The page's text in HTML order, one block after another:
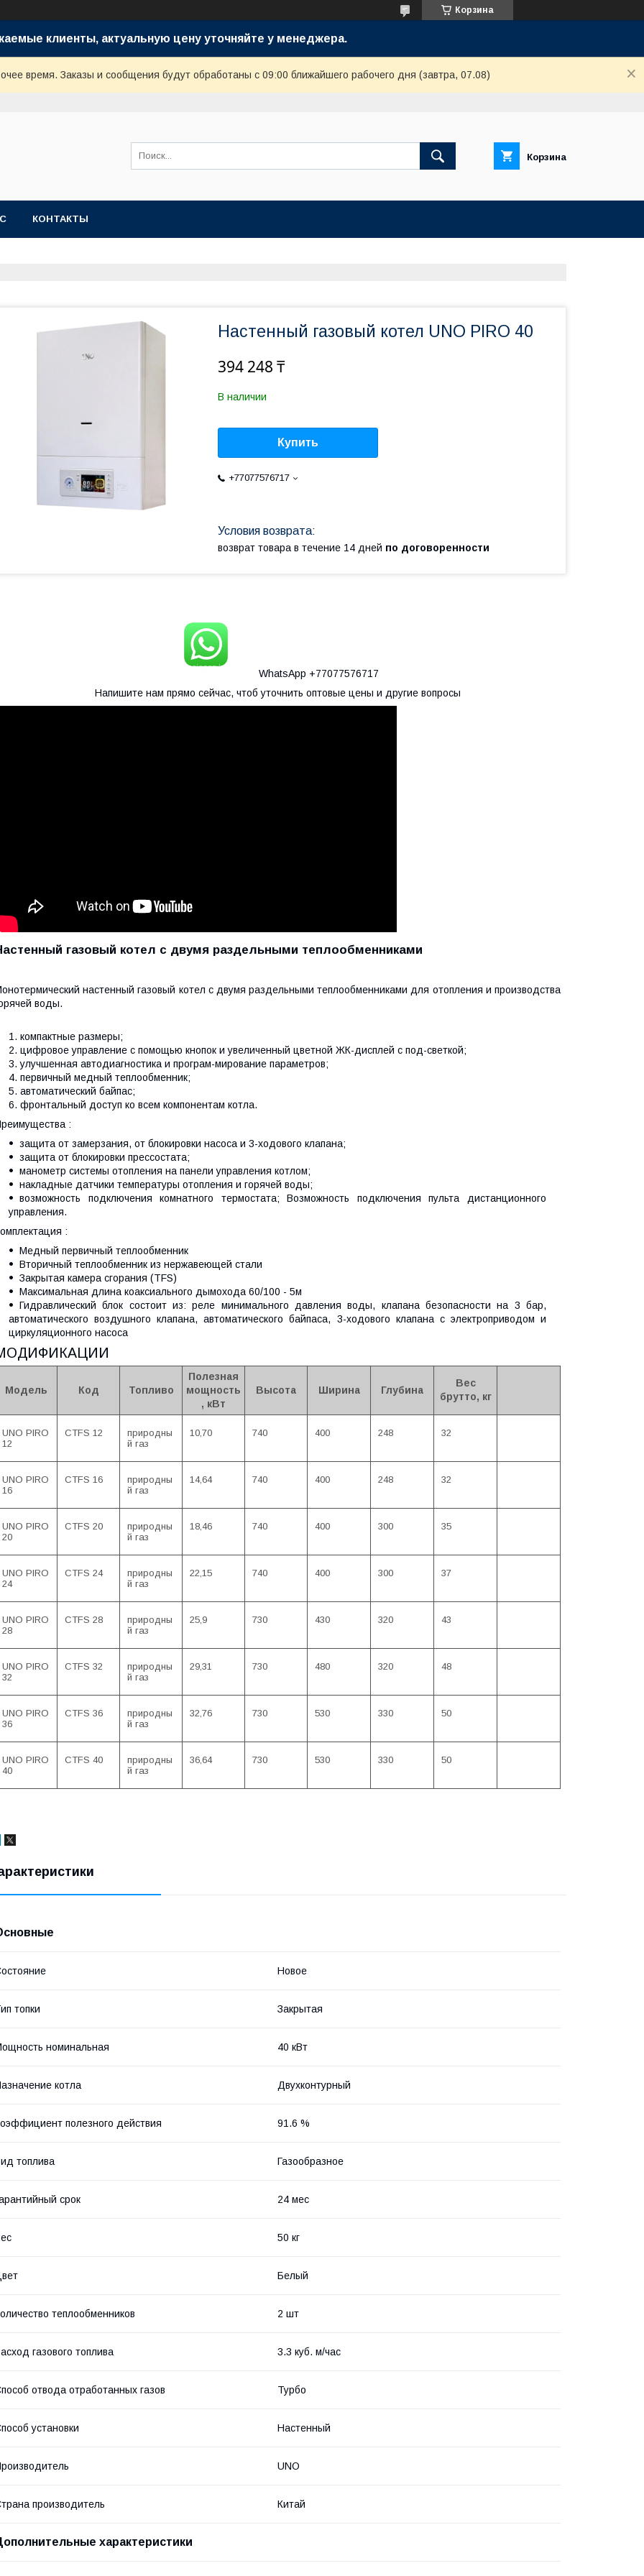
Корзина
клиенты, актуальную цену уточняйте у менеджера.
время. Заказы и сообщения будут обработаны с 09:00 ближайшего рабочего дня (завтра, 07.08)
Корзина
КОНТАКТЫ
Настенный газовый котел UNO PIRO 40
394 248 ₸
В наличии
Купить
+77077576717
возврат товара в течение 14 дней по договоренности
WhatsApp +77077576717
Напишите нам прямо сейчас, чтоб уточнить оптовые цены и другие вопросы
газовый котел с двумя раздельными теплообменниками
настенный газовый котел с двумя раздельными теплообменниками для отопления и производства
воды.
компактные размеры;
цифровое управление с помощью кнопок и увеличенный цветной ЖК-дисплей с под-светкой;
улучшенная автодиагностика и програм-мирование параметров;
первичный медный теплообменник;
автоматический байпас;
фронтальный доступ ко всем компонентам котла.
:
защита от замерзания, от блокировки насоса и 3-ходового клапана;
защита от блокировки прессостата;
манометр системы отопления на панели управления котлом;
накладные датчики температуры отопления и горячей воды;
возможность подключения комнатного термостата; Возможность подключения пульта дистанционного
управления.
:
Медный первичный теплообменник
Вторичный теплообменник из нержавеющей стали
Закрытая камера сгорания (TFS)
Максимальная длина коаксиального дымохода 60/100 - 5м
Гидравлический блок состоит из: реле минимального давления воды, клапана безопасности на 3 бар,
автоматического воздушного клапана, автоматического байпаса, 3-ходового клапана с электроприводом и
циркуляционного насоса
Модель Код Топливо
Полезная
мощность
, кВт
Высота Ширина Глубина
Вес
брутто, кг
UNO PIRO
12
CTFS 12
природны
й газ
10,70 740 400 248 32
UNO PIRO
16
CTFS 16
природны
й газ
14,64 740 400 248 32
UNO PIRO
20
CTFS 20
природны
й газ
18,46 740 400 300 35
UNO PIRO
24
CTFS 24
природны
й газ
22,15 740 400 300 37
UNO PIRO
28
CTFS 28
природны
й газ
25,9 730 430 320 43
UNO PIRO
32
CTFS 32
природны
й газ
29,31 730 480 320 48
UNO PIRO
36
CTFS 36
природны
й газ
32,76 730 530 330 50
UNO PIRO
40
CTFS 40
природны
й газ
36,64 730 530 330 50
Новое
топки Закрытая
номинальная 40 кВт
котла Двухконтурный
полезного действия 91.6 %
топлива Газообразное
срок 24 мес
50 кг
Белый
теплообменников 2 шт
газового топлива 3.3 куб. м/час
отвода отработанных газов Турбо
установки Настенный
UNO
производитель Китай
характеристики